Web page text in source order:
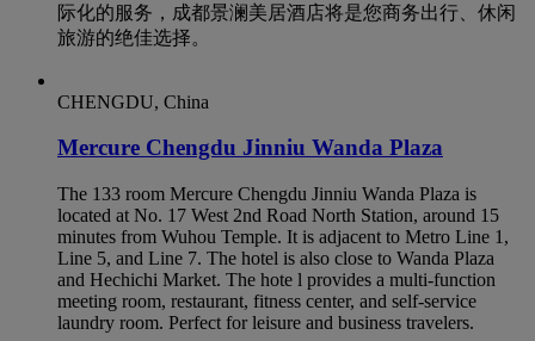
际化的服务，成都景澜美居酒店将是您商务出行、休闲
旅游的绝佳选择。
CHENGDU, China
Mercure Chengdu Jinniu Wanda Plaza
The 133 room Mercure Chengdu Jinniu Wanda Plaza is
located at No. 17 West 2nd Road North Station, around 15
minutes from Wuhou Temple. It is adjacent to Metro Line 1,
Line 5, and Line 7. The hotel is also close to Wanda Plaza
and Hechichi Market. The hote l provides a multi-function
meeting room, restaurant, fitness center, and self-service
laundry room. Perfect for leisure and business travelers.